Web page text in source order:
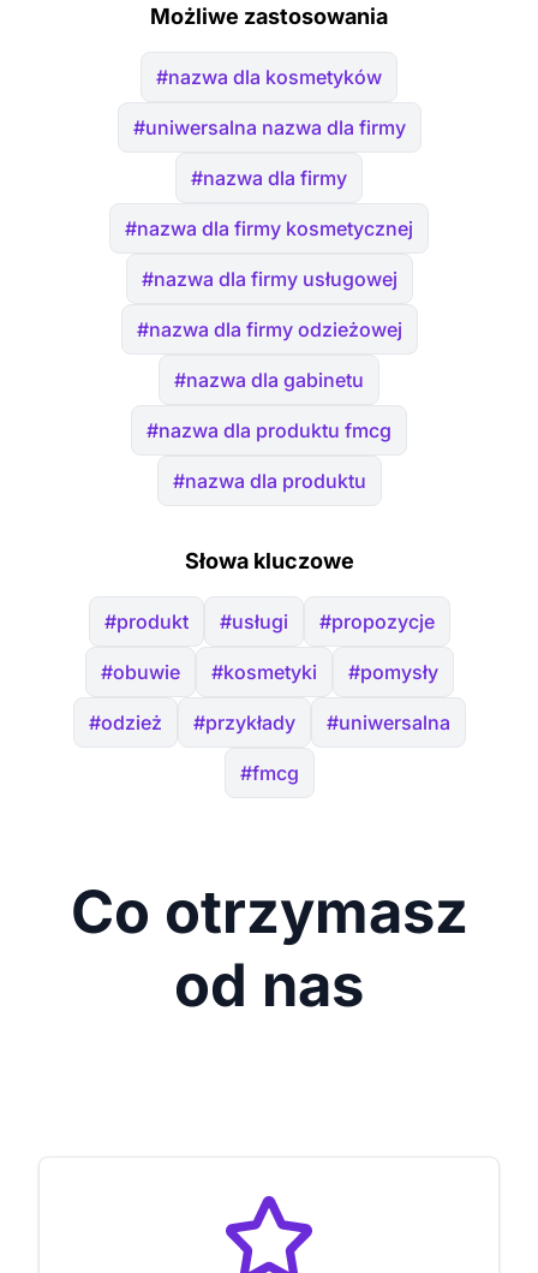
Możliwe zastosowania
#nazwa dla kosmetyków
#uniwersalna nazwa dla firmy
#nazwa dla firmy
#nazwa dla firmy kosmetycznej
#nazwa dla firmy usługowej
#nazwa dla firmy odzieżowej
#nazwa dla gabinetu
#nazwa dla produktu fmcg
#nazwa dla produktu
Słowa kluczowe
#produkt #usługi #propozycje
#obuwie #kosmetyki #pomysły
#odzież #przykłady #uniwersalna
#fmcg
Co otrzymasz
od nas